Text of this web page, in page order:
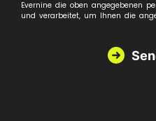
Evernine die oben angegebenen
und verarbeitet, um Ihnen die